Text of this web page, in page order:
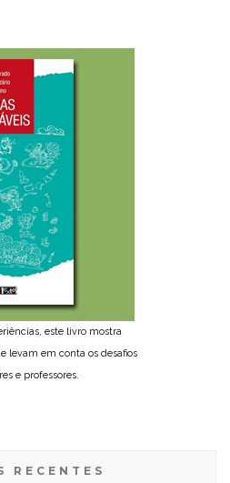
este livro mostra
levam em conta os desafios
e professores.
RECENTES